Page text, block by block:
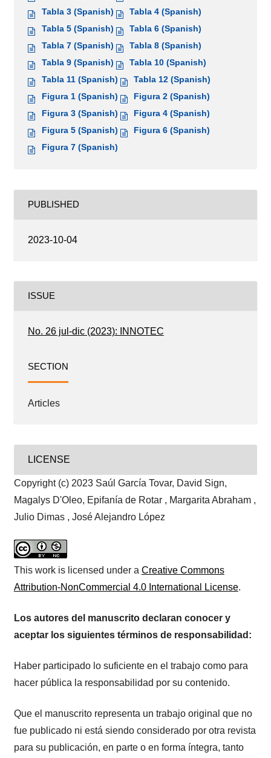
Tabla 3 (Spanish)
Tabla 4 (Spanish)
Tabla 5 (Spanish)
Tabla 6 (Spanish)
Tabla 7 (Spanish)
Tabla 8 (Spanish)
Tabla 9 (Spanish)
Tabla 10 (Spanish)
Tabla 11 (Spanish)
Tabla 12 (Spanish)
Figura 1 (Spanish)
Figura 2 (Spanish)
Figura 3 (Spanish)
Figura 4 (Spanish)
Figura 5 (Spanish)
Figura 6 (Spanish)
Figura 7 (Spanish)
PUBLISHED
2023-10-04
ISSUE
No. 26 jul-dic (2023): INNOTEC
SECTION
Articles
LICENSE
Copyright (c) 2023 Saúl García Tovar, David Sign,
Magalys D'Oleo, Epifanía de Rotar , Margarita Abraham ,
Julio Dimas , José Alejandro López
This work is licensed under a Creative Commons
Attribution-NonCommercial 4.0 International License.
Los autores del manuscrito declaran conocer y
aceptar los siguientes términos de responsabilidad:
Haber participado lo suficiente en el trabajo como para
hacer pública la responsabilidad por su contenido.
Que el manuscrito representa un trabajo original que no
fue publicado ni está siendo considerado por otra revista
para su publicación, en parte o en forma íntegra, tanto